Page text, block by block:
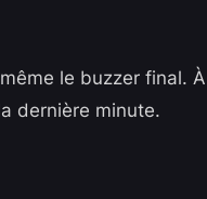
le buzzer final. À
dernière minute.